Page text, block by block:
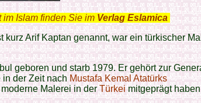
Islam finden Sie im Verlag Eslamica
kurz Arif Kaptan genannt, war ein türkischer
geboren und starb 1979. Er gehört zur
in der Zeit nachMustafa Kemal Atatürks
Malerei in derTürkeimitgeprägt